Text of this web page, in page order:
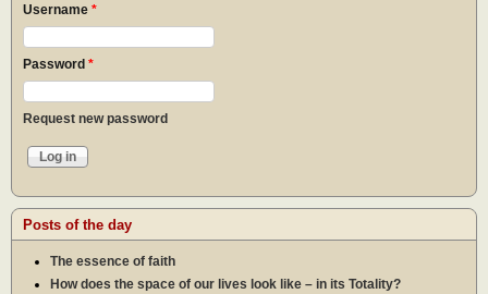
Username *
Password *
Request new password
Posts of the day
The essence of faith
How does the space of our lives look like – in its Totality?